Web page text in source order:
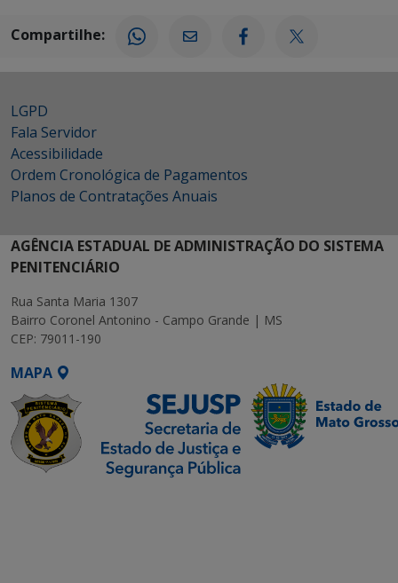
Compartilhe:
LGPD
Fala Servidor
Acessibilidade
Ordem Cronológica de Pagamentos
Planos de Contratações Anuais
AGÊNCIA ESTADUAL DE ADMINISTRAÇÃO DO SISTEMA
PENITENCIÁRIO
Rua Santa Maria 1307
Bairro Coronel Antonino - Campo Grande | MS
CEP: 79011-190
MAPA